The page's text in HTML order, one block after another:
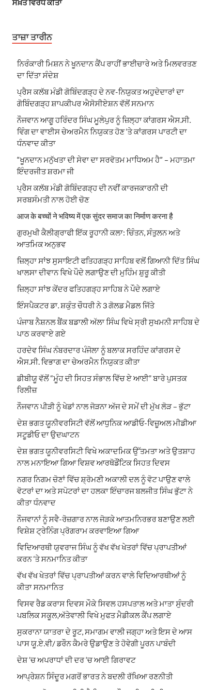
ਸਖ਼ਤ ਵਿਰੋਧ ਕੀਤਾ
ਤਾਜ਼ਾ ਤਾਰੀਨ
ਨਿਰੰਕਾਰੀ ਮਿਸ਼ਨ ਨੇ ਖੂਨਦਾਨ ਕੈਂਪ ਰਾਹੀਂ ਭਾਈਚਾਰੇ ਅਤੇ ਮਿਲਵਰਤਣ
ਦਾ ਦਿੱਤਾ ਸੰਦੇਸ਼
ਪ੍ਰੈਸ ਕਲੱਬ ਮੰਡੀ ਗੋਬਿੰਦਗੜ੍ਹ ਦੇ ਨਵ-ਨਿਯੁਕਤ ਅਹੁਦੇਦਾਰਾਂ ਦਾ
ਗੋਬਿੰਦਗੜ੍ਹ ਸ਼ਾਪਕੀਪਰ ਐਸੋਸੀਏਸ਼ਨ ਵੱਲੋਂ ਸਨਮਾਨ
ਨੌਜਵਾਨ ਆਗੂ ਹਰਿੰਦਰ ਸਿੰਘ ਮੂਲੇਪੁਰ ਨੂੰ ਜ਼ਿਲ੍ਹਾ ਕਾਂਗਰਸ ਐਸ.ਸੀ.
ਵਿੰਗ ਦਾ ਵਾਈਸ ਚੇਅਰਮੈਨ ਨਿਯੁਕਤ ਹੋਣ ‘ਤੇ ਕਾਂਗਰਸ ਪਾਰਟੀ ਦਾ
ਧੰਨਵਾਦ ਕੀਤਾ
“ਖੂਨਦਾਨ ਮਨੁੱਖਤਾ ਦੀ ਸੇਵਾ ਦਾ ਸਰਵੋਤਮ ਮਾਧਿਅਮ ਹੈ” – ਮਹਾਤਮਾ
ਇੰਦਰਜੀਤ ਸ਼ਰਮਾ ਜੀ
ਪ੍ਰੈਸ ਕਲੱਬ ਮੰਡੀ ਗੋਬਿੰਦਗੜ੍ਹ ਦੀ ਨਵੀਂ ਕਾਰਜਕਾਰਨੀ ਦੀ
ਸਰਬਸੰਮਤੀ ਨਾਲ ਹੋਈ ਚੋਣ
आज के बच्चों ने भविष्य में एक सुंदर समाज का निर्माण करना है
ਗੁਰਮੁਖੀ ਕੈਲੀਗ੍ਰਾਫੀ ਇੱਕ ਰੂਹਾਨੀ ਕਲਾ: ਚਿੰਤਨ, ਸੰਤੁਲਨ ਅਤੇ
ਆਤਮਿਕ ਅਨੁਭਵ
ਜ਼ਿਲ੍ਹਾ ਸਾਂਝ ਸੁਸਾਇਟੀ ਫਤਿਹਗੜ੍ਹ ਸਾਹਿਬ ਵਲੋਂ ਗਿਆਨੀ ਦਿੱਤ ਸਿੰਘ
ਖਾਲਸਾ ਦੀਵਾਨ ਵਿਖੇ ਪੌਦੇ ਲਗਾਉਣ ਦੀ ਮੁਹਿੰਮ ਸ਼ੁਰੂ ਕੀਤੀ
ਜ਼ਿਲ੍ਹਾ ਸਾਂਝ ਕੇਂਦਰ ਫਤਿਹਗੜ੍ਹ ਸਾਹਿਬ ਨੇ ਪੌਦੇ ਲਗਾਏ
ਇੰਸਪੈਕਟਰ ਡਾ. ਸ਼ਕੁੰਤ ਚੌਧਰੀ ਨੇ 3 ਗੋਲਡ ਮੈਡਲ ਜਿੱਤੇ
ਪੰਜਾਬ ਨੈਸ਼ਨਲ ਬੈਂਕ ਬਡਾਲੀ ਅੱਲਾ ਸਿੰਘ ਵਿਖੇ ਸ੍ਰੀ ਸੁਖਮਨੀ ਸਾਹਿਬ ਦੇ
ਪਾਠ ਕਰਵਾਏ ਗਏ
ਹਰਦੇਵ ਸਿੰਘ ਨੰਬਰਦਾਰ ਪੰਜੋਲਾ ਨੂੰ ਬਲਾਕ ਸਰਹਿੰਦ ਕਾਂਗਰਸ ਦੇ
ਐਸ.ਸੀ. ਵਿਭਾਗ ਦਾ ਚੇਅਰਮੈਨ ਨਿਯੁਕਤ ਕੀਤਾ
ਡੀਬੀਯੂ ਵੱਲੋਂ “ਮੂੰਹ ਦੀ ਸਿਹਤ ਸੰਭਾਲ ਵਿੱਚ ਏ ਆਈ” ਬਾਰੇ ਪੁਸਤਕ
ਰਿਲੀਜ਼
ਨੌਜਵਾਨ ਪੀੜੀ ਨੂੰ ਖੇਡਾਂ ਨਾਲ ਜੋੜਨਾ ਅੱਜ ਦੇ ਸਮੇਂ ਦੀ ਮੁੱਖ ਲੋੜ – ਭੁੱਟਾ
ਦੇਸ਼ ਭਗਤ ਯੂਨੀਵਰਸਿਟੀ ਵੱਲੋਂ ਆਧੁਨਿਕ ਆਡੀਓ-ਵਿਜ਼ੂਅਲ ਮੀਡੀਆ
ਸਟੂਡੀਓ ਦਾ ਉਦਘਾਟਨ
ਦੇਸ਼ ਭਗਤ ਯੂਨੀਵਰਸਿਟੀ ਵਿਖੇ ਅਕਾਦਮਿਕ ਉੱਤਮਤਾ ਅਤੇ ਉਤਸ਼ਾਹ
ਨਾਲ ਮਨਾਇਆ ਗਿਆ ਵਿਸ਼ਵ ਆਰਥੋਡੌਂਟਿਕ ਸਿਹਤ ਦਿਵਸ
ਨਗਰ ਨਿਗਮ ਚੋਣਾਂ ਵਿੱਚ ਸ਼੍ਰੋਮਣੀ ਅਕਾਲੀ ਦਲ ਨੂੰ ਵੋਟ ਪਾਉਣ ਵਾਲੇ
ਵੋਟਰਾਂ ਦਾ ਅਤੇ ਸਪੋਟਰਾਂ ਦਾ ਹਲਕਾ ਇੰਚਾਰਜ ਬਲਜੀਤ ਸਿੰਘ ਭੁੱਟਾ ਨੇ
ਕੀਤਾ ਧੰਨਵਾਦ
ਨੌਜਵਾਨਾਂ ਨੂੰ ਸਵੈ-ਰੋਜ਼ਗਾਰ ਨਾਲ ਜੋੜਕੇ ਆਤਮਨਿਰਭਰ ਬਣਾਉਣ ਲਈ
ਵਿਸ਼ੇਸ਼ ਟ੍ਰੇਨਿੰਗ ਪ੍ਰੋਗਰਾਮ ਕਰਵਾਇਆ ਗਿਆ
ਵਿਦਿਆਰਥੀ ਯੁਵਰਾਜ ਸਿੰਘ ਨੂੰ ਵੱਖ ਵੱਖ ਖੇਤਰਾਂ ਵਿੱਚ ਪ੍ਰਾਪਤੀਆਂ
ਕਰਨ ‘ਤੇ ਸਨਮਾਨਿਤ ਕੀਤਾ
ਵੱਖ ਵੱਖ ਖੇਤਰਾਂ ਵਿੱਚ ਪ੍ਰਾਪਤੀਆਂ ਕਰਨ ਵਾਲੇ ਵਿਦਿਆਰਥੀਆਂ ਨੂੰ
ਕੀਤਾ ਸਨਮਾਨਿਤ
ਵਿਸਵ ਰੈਡ ਕਰਾਸ ਦਿਵਸ ਮੌਕੇ ਸਿਵਲ ਹਸਪਤਾਲ ਅਤੇ ਮਾਤਾ ਸੁੰਦਰੀ
ਪਬਲਿਕ ਸਕੂਲ,ਅੱਤੇਵਾਲੀ ਵਿਖੇ ਮੁਫਤ ਮੈਡੀਕਲ ਕੈਂਪ ਲਗਾਏ
ਸੁਕਰਾਨਾ ਯਾਤਰਾ ਦੇ ਰੂਟ, ਸਮਾਗਮ ਵਾਲੀ ਜਗ੍ਹਾ ਅਤੇ ਇਸ ਦੇ ਆਸ
ਪਾਸ ਯੂ.ਏ.ਵੀ/ ਡਰੌਨ ਕੈਮਰੇ ਉਡਾਉਣ ਤੇ ਹੋਵੇਗੀ ਪੂਰਨ ਪਾਬੰਦੀ
ਦੇਸ਼ ‘ਚ ਅਪਰਾਧਾਂ ਦੀ ਦਰ ‘ਚ ਆਈ ਗਿਰਾਵਟ
ਆਪ੍ਰੇਸ਼ਨ ਸਿੰਦੂਰ ਮਗਰੋਂ ਭਾਰਤ ਨੇ ਬਦਲੀ ਰੱਖਿਆ ਰਣਨੀਤੀ